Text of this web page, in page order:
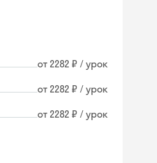
от 2282 ₽ / урок
от 2282 ₽ / урок
от 2282 ₽ / урок